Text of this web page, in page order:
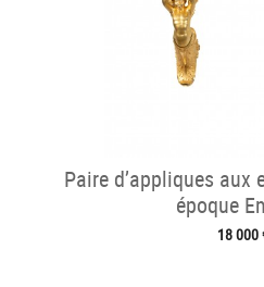
Paire d’appliques aux
époque
18 000